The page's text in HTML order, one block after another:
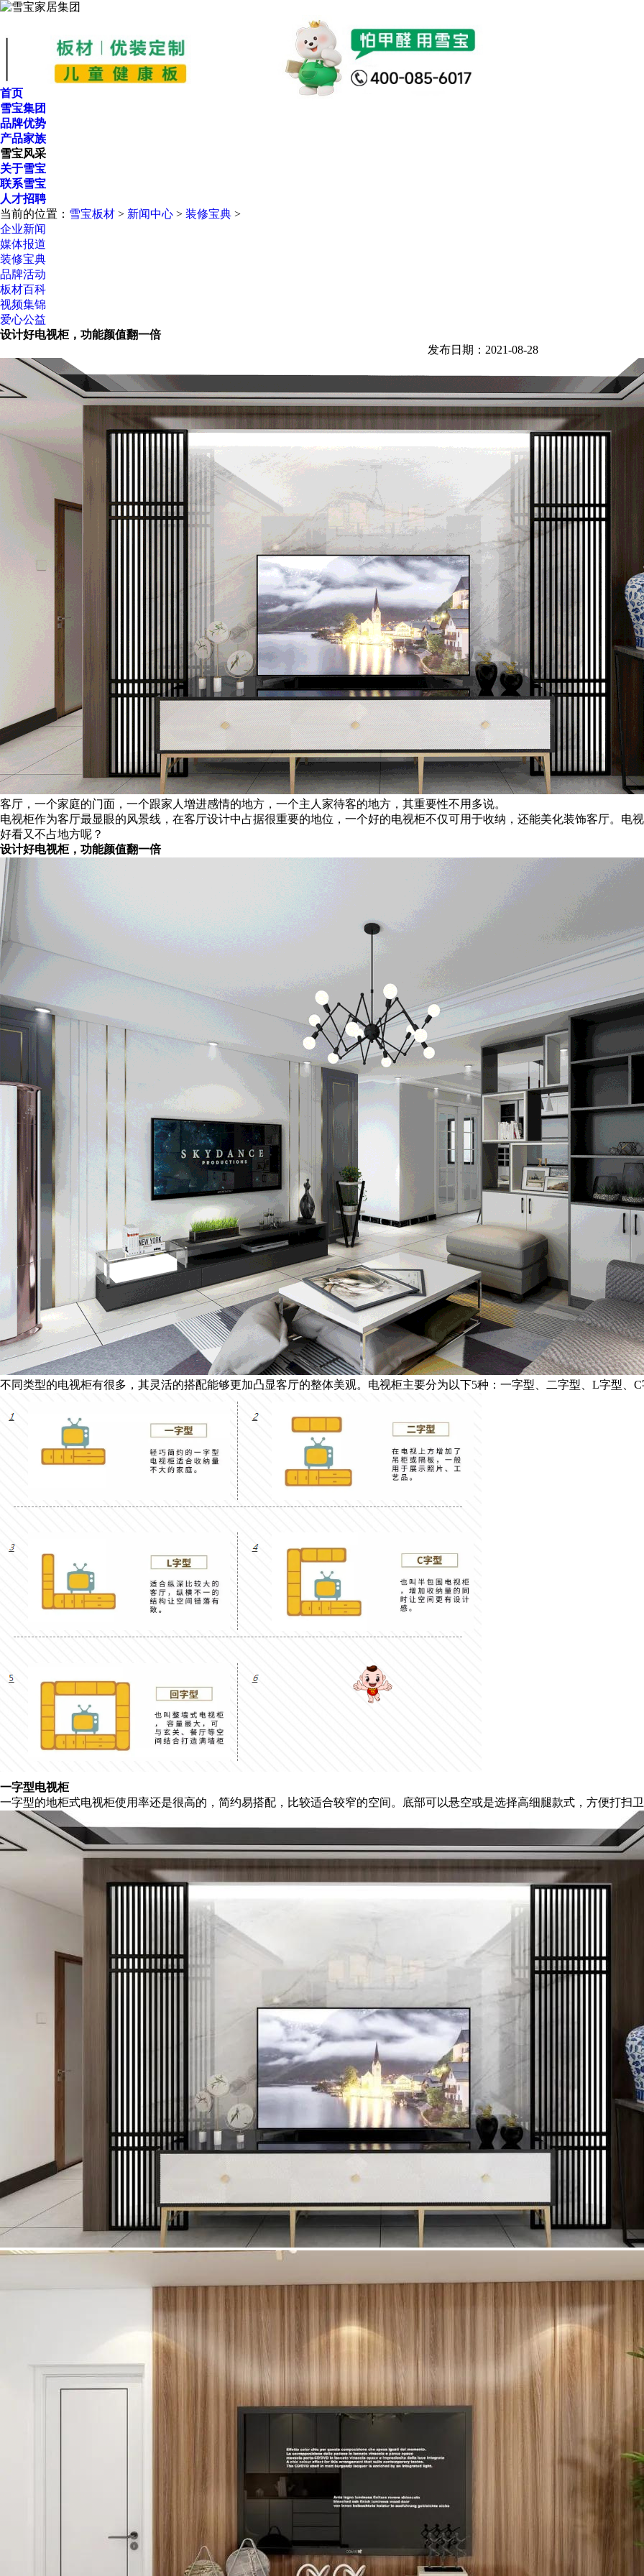
首页
雪宝集团
品牌优势
产品家族
雪宝风采
关于雪宝
联系雪宝
人才招聘
当前的位置： 雪宝板材 > 新闻中心 > 装修宝典 >
企业新闻
媒体报道
装修宝典
品牌活动
板材百科
视频集锦
爱心公益
设计好电视柜，功能颜值翻一倍
发布日期：2021-08-28
客厅，一个家庭的门面，一个跟家人增进感情的地方，一个主人家待客的地方，其重要性不用多说。
电视柜作为客厅最显眼的风景线，在客厅设计中占据很重要的地位，一个好的电视柜不仅可用于收纳，还能美化装饰客厅。电
好看又不占地方呢？
设计好电视柜，功能颜值翻一倍
不同类型的电视柜有很多，其灵活的搭配能够更加凸显客厅的整体美观。电视柜主要分为以下5种：一字型、二字型、L字型、
一字型电视柜
一字型的地柜式电视柜使用率还是很高的，简约易搭配，比较适合较窄的空间。底部可以悬空或是选择高细腿款式，方便打扫